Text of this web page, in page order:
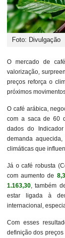
Foto: Divulgação
O mercado de
valorização,
preços reforça o
próximos
O café arábica,
com a saca de 60
dados do
demanda
climáticas que
Já o café robusta
com aumento de
1.163,30 , também
estar ligada à
internacional,
Com esses
definição dos